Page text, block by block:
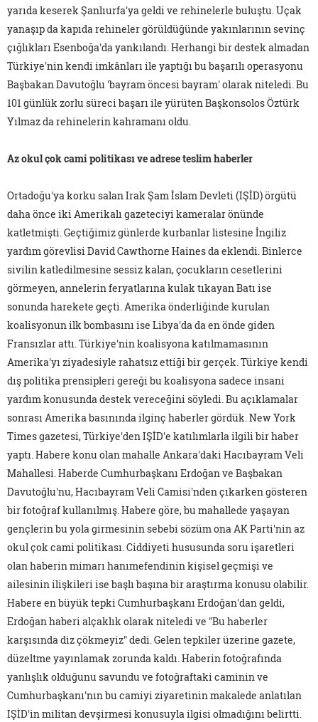
yarıda keserek Şanlıurfa'ya geldi ve rehinelerle buluştu. Uçak
yanaşıp da kapıda rehineler görüldüğünde yakınlarının sevinç
çığlıkları Esenboğa'da yankılandı. Herhangi bir destek almadan
Türkiye'nin kendi imkânları ile yaptığı bu başarılı operasyonu
Başbakan Davutoğlu 'bayram öncesi bayram' olarak niteledi. Bu
101 günlük zorlu süreci başarı ile yürüten Başkonsolos Öztürk
Yılmaz da rehinelerin kahramanı oldu.
Az okul çok cami politikası ve adrese teslim haberler
Ortadoğu'ya korku salan Irak Şam İslam Devleti (IŞİD) örgütü
daha önce iki Amerikalı gazeteciyi kameralar önünde
katletmişti. Geçtiğimiz günlerde kurbanlar listesine İngiliz
yardım görevlisi David Cawthorne Haines da eklendi. Binlerce
sivilin katledilmesine sessiz kalan, çocukların cesetlerini
görmeyen, annelerin feryatlarına kulak tıkayan Batı ise
sonunda harekete geçti. Amerika önderliğinde kurulan
koalisyonun ilk bombasını ise Libya'da da en önde giden
Fransızlar attı. Türkiye'nin koalisyona katılmamasının
Amerika'yı ziyadesiyle rahatsız ettiği bir gerçek. Türkiye kendi
dış politika prensipleri gereği bu koalisyona sadece insani
yardım konusunda destek vereceğini söyledi. Bu açıklamalar
sonrası Amerika basınında ilginç haberler gördük.New York
Timesgazetesi, Türkiye'den IŞİD'e katılımlarla ilgili bir haber
yaptı. Habere konu olan mahalle Ankara'daki Hacıbayram Veli
Mahallesi. Haberde Cumhurbaşkanı Erdoğan ve Başbakan
Davutoğlu'nu, Hacıbayram Veli Camisi'nden çıkarken gösteren
bir fotoğraf kullanılmış. Habere göre, bu mahallede yaşayan
gençlerin bu yola girmesinin sebebi sözüm ona AK Parti'nin az
okul çok cami politikası. Ciddiyeti hususunda soru işaretleri
olan haberin mimarı hanımefendinin kişisel geçmişi ve
ailesinin ilişkileri ise başlı başına bir araştırma konusu olabilir.
Habere en büyük tepki Cumhurbaşkanı Erdoğan'dan geldi,
Erdoğan haberi alçaklık olarak niteledi ve "Bu haberler
karşısında diz çökmeyiz" dedi. Gelen tepkiler üzerine gazete,
düzeltme yayınlamak zorunda kaldı. Haberin fotoğrafında
yanlışlık olduğunu savundu ve fotoğraftaki caminin ve
Cumhurbaşkanı'nın bu camiyi ziyaretinin makalede anlatılan
IŞİD'in militan devşirmesi konusuyla ilgisi olmadığını belirtti.